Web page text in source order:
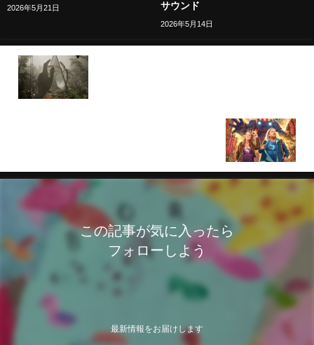
2026年5月21日
サウンド
2026年5月14日
この記事が気に入ったら
フォローしよう
最新情報をお届けします